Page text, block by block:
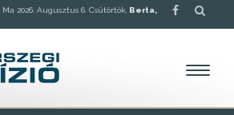
Ma 2026. Augusztus 6. Csütörtök, Berta,